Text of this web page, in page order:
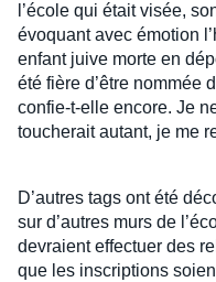
l’école qui était visée,
évoquant avec émotion
enfant juive morte en
été fière d’être nommée
confie-t-elle encore. Je
toucherait autant, je me
D’autres tags ont été
sur d’autres murs de
devraient effectuer des
que les inscriptions